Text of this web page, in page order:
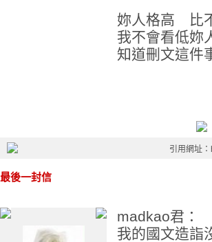
妳人格高 比
我不會看低
知道刪文這
引用網址
最後一封信
madkao君：
我的國文造詣